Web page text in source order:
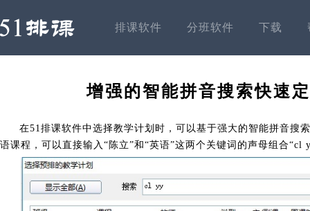
排课软件 分班软件 下载
增强的智能拼音搜索快速
在51排课软件中选择教学计划时，可以基于强大的智能拼音搜
语课程，可以直接输入“陈立”和“英语”这两个关键词的声母组合